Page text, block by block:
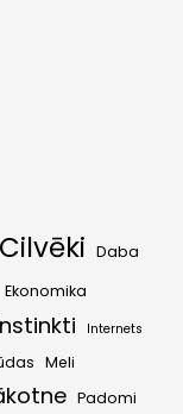
Cilvēki Daba
Ekonomika
Internets
Meli
Padomi